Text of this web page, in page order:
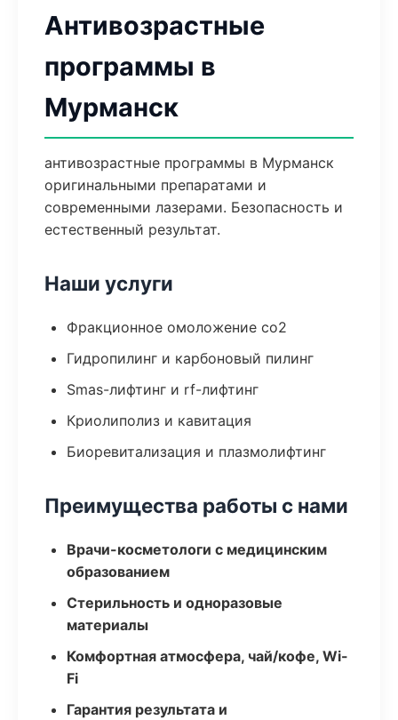
Антивозрастные
программы в
Мурманск
антивозрастные программы в Мурманск
оригинальными препаратами и
современными лазерами. Безопасность и
естественный результат.
Наши услуги
Фракционное омоложение co2
Гидропилинг и карбоновый пилинг
Smas-лифтинг и rf-лифтинг
Криолиполиз и кавитация
Биоревитализация и плазмолифтинг
Преимущества работы с нами
Врачи-косметологи с медицинским
образованием
Стерильность и одноразовые
материалы
Комфортная атмосфера, чай/кофе, Wi-
Fi
Гарантия результата и